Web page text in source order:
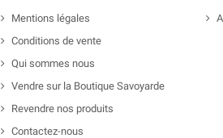
Mentions légales
Conditions de vente
Qui sommes nous
Vendre sur la Boutique Savoyarde
Revendre nos produits
Contactez-nous